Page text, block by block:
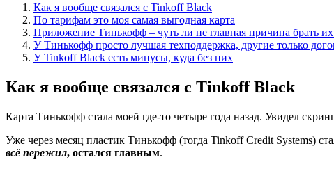
Как я вообще связался с Tinkoff Black
По тарифам это моя самая выгодная карта
Приложение Тинькофф – чуть ли не главная причина брать их
У Тинькофф просто лучшая техподдержка, другие только
У Tinkoff Black есть минусы, куда без них
Как я вообще связался с Tinkoff Black
Каpта Тинькофф стала моей где-то четыре года назад. Увидел
Уже через месяц пластик Тинькофф (тогда Tinkoff Credit Systems)
всё пережил, остался главным.